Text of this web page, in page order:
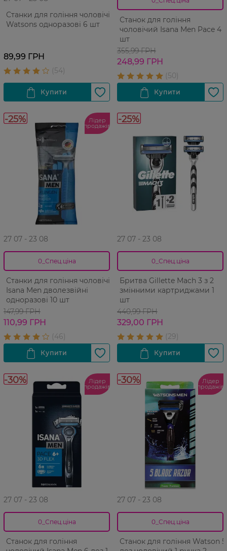
Станки для гоління чоловічі
Watsons одноразові 6 шт
89,99 ГРН
Станок для гоління
чоловічий Isana Men Pace 4 1
шт
355,99 ГРН
248,99 ГРН
-25% Лідер
продажів
27 07 - 23 08
0_Спец.ціна
Станки для гоління чоловічі
Isana Men дволезвійні
одноразові 10 шт
147,99 ГРН
110,99 ГРН
-25%
27 07 - 23 08
0_Спец.ціна
Бритва Gillette Mach 3 з 2
змінними картриджами 1
шт
440,99 ГРН
329,00 ГРН
-30% Лідер
продажів
27 07 - 23 08
0_Спец.ціна
Станок для гоління
-30% Лідер
продажів
27 07 - 23 08
0_Спец.ціна
Станок для гоління Watson 5